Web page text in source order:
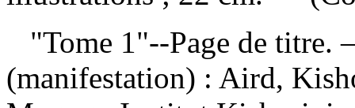
"Tome 1"--Page de
(manifestation) : Aird,